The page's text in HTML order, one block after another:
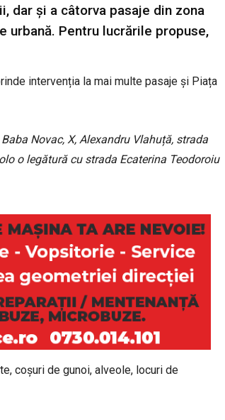
dar și a câtorva pasaje din zona
urbană. Pentru lucrările propuse,
intervenția la mai multe pasaje și Piața
Novac, X, Alexandru Vlahuță, strada
o legătură cu strada Ecaterina Teodoroiu
coșuri de gunoi, alveole, locuri de